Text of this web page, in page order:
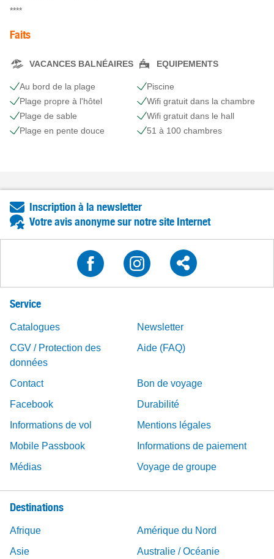
****
Faits
VACANCES BALNÉAIRES
Au bord de la plage
Plage propre à l'hôtel
Plage de sable
Plage en pente douce
EQUIPEMENTS
Piscine
Wifi gratuit dans la chambre
Wifi gratuit dans le hall
51 à 100 chambres
Inscription à la newsletter
Votre avis anonyme sur notre site Internet
Service
Catalogues
Newsletter
CGV / Protection des
données
Aide (FAQ)
Contact
Bon de voyage
Facebook
Durabilité
Informations de vol
Mentions légales
Mobile Passbook
Informations de paiement
Médias
Voyage de groupe
Destinations
Afrique
Amérique du Nord
Asie
Australie / Océanie